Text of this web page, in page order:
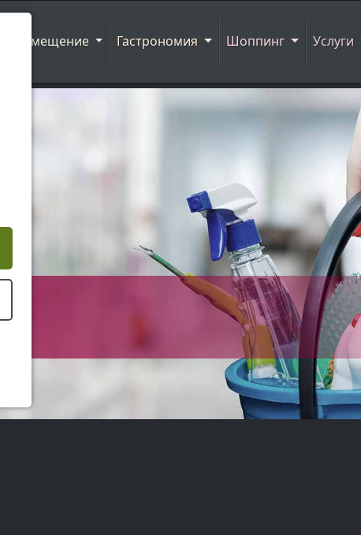
Размещение Гастрономия Шоппинг Услуги